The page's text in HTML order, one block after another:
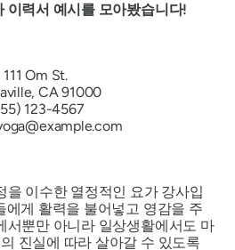
이력서 예시를 모아봤습니다!
111 Om St.
CA 91000
123-4567
을 이수한 열정적인 요가 강사입
에게 활력을 불어넣고 영감을 주
서뿐만 아니라 일상생활에서도 마
진실에 따라 살아갈 수 있도록